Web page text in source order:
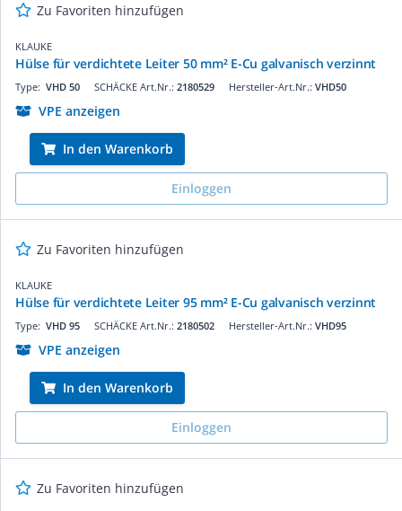
Zu Favoriten hinzufügen
KLAUKE
Hülse für verdichtete Leiter 50 mm² E-Cu galvanisch verzinnt
SCHÄCKE Art.Nr.: 2180529
Type: VHD 50 Hersteller-Art.Nr.: VHD50
VPE anzeigen
In den Warenkorb
Einloggen
Zu Favoriten hinzufügen
KLAUKE
Hülse für verdichtete Leiter 95 mm² E-Cu galvanisch verzinnt
SCHÄCKE Art.Nr.: 2180502
Type: VHD 95 Hersteller-Art.Nr.: VHD95
VPE anzeigen
In den Warenkorb
Einloggen
Zu Favoriten hinzufügen